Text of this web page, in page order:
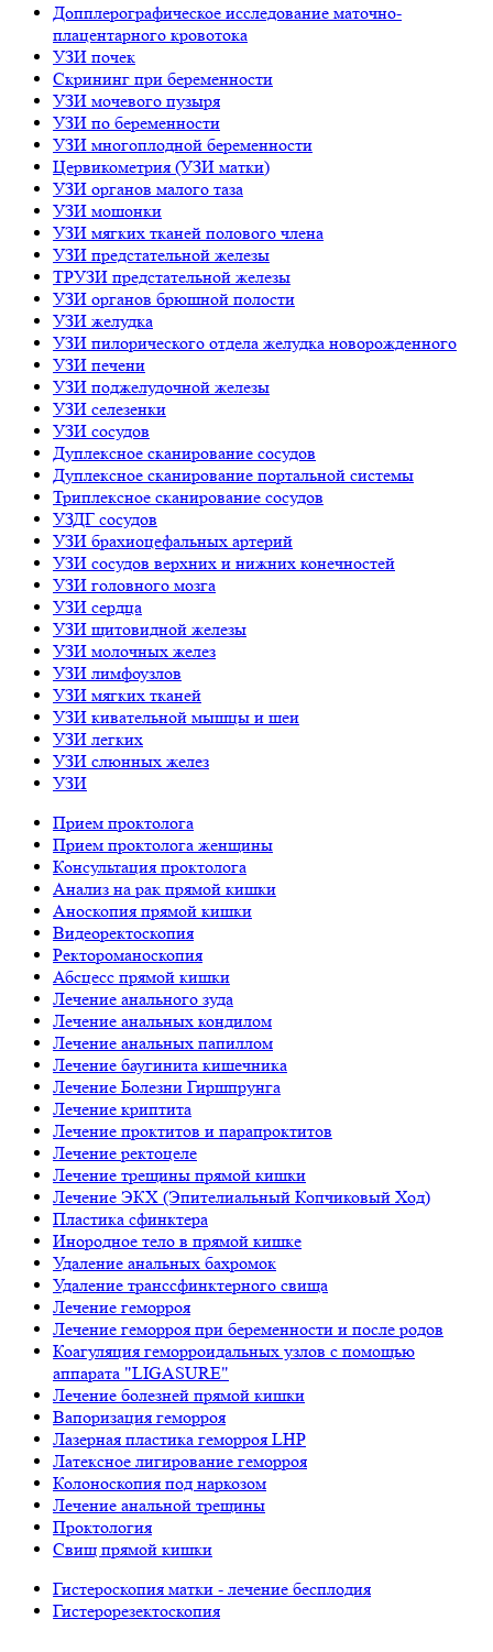
Допплерографическое исследование маточно-
плацентарного кровотока
УЗИ почек
Скрининг при беременности
УЗИ мочевого пузыря
УЗИ по беременности
УЗИ многоплодной беременности
Цервикометрия (УЗИ матки)
УЗИ органов малого таза
УЗИ мошонки
УЗИ мягких тканей полового члена
УЗИ предстательной железы
ТРУЗИ предстательной железы
УЗИ органов брюшной полости
УЗИ желудка
УЗИ пилорического отдела желудка новорожденного
УЗИ печени
УЗИ поджелудочной железы
УЗИ селезенки
УЗИ сосудов
Дуплексное сканирование сосудов
Дуплексное сканирование портальной системы
Триплексное сканирование сосудов
УЗДГ сосудов
УЗИ брахиоцефальных артерий
УЗИ сосудов верхних и нижних конечностей
УЗИ головного мозга
УЗИ сердца
УЗИ щитовидной железы
УЗИ молочных желез
УЗИ лимфоузлов
УЗИ мягких тканей
УЗИ кивательной мышцы и шеи
УЗИ легких
УЗИ слюнных желез
УЗИ
Прием проктолога
Прием проктолога женщины
Консультация проктолога
Анализ на рак прямой кишки
Аноскопия прямой кишки
Видеоректоскопия
Ректороманоскопия
Абсцесс прямой кишки
Лечение анального зуда
Лечение анальных кондилом
Лечение анальных папиллом
Лечение баугинита кишечника
Лечение Болезни Гиршпрунга
Лечение криптита
Лечение проктитов и парапроктитов
Лечение ректоцеле
Лечение трещины прямой кишки
Лечение ЭКХ (Эпителиальный Копчиковый Ход)
Пластика сфинктера
Инородное тело в прямой кишке
Удаление анальных бахромок
Удаление транссфинктерного свища
Лечение геморроя
Лечение геморроя при беременности и после родов
Коагуляция геморроидальных узлов с помощью
аппарата "LIGASURE"
Лечение болезней прямой кишки
Вапоризация геморроя
Лазерная пластика геморроя LHP
Латексное лигирование геморроя
Колоноскопия под наркозом
Лечение анальной трещины
Проктология
Свищ прямой кишки
Гистероскопия матки - лечение бесплодия
Гистерорезектоскопия